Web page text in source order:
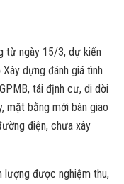
từ ngày 15/3, dự kiến
dựng đánh giá tình
tái định cư, di dời
mặt bằng mới bàn giao
điện, chưa xây
lượng được nghiệm thu,